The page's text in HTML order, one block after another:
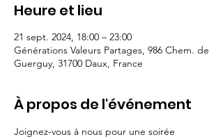
Heure et lieu
21 sept. 2024, 18:00 – 23:00
Générations Valeurs Partages, 986 Chem. de
Guerguy, 31700 Daux, France
À propos de l'événement
Joignez-vous à nous pour une soirée